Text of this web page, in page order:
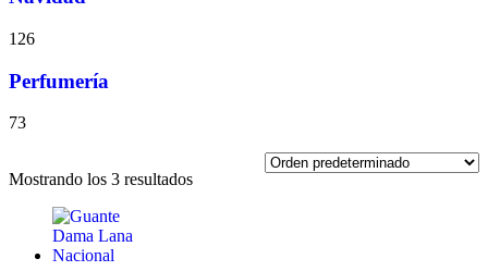
126
Perfumería
73
Mostrando los 3 resultados